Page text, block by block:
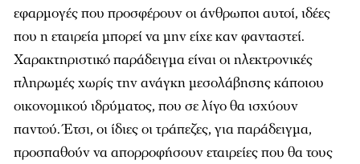
εφαρµογές που προσφέρουν οι άνθρωποι αυτοί, ιδέες
που η εταιρεία µπορεί να µην είχε καν φανταστεί.
Χαρακτηριστικό παράδειγµα είναι οι ηλεκτρονικές
πληρωµές χωρίς την ανάγκη µεσολάβησης κάποιου
οικονοµικού ιδρύµατος, που σε λίγο θα ισχύουν
παντού. Έτσι, οι ίδιες οι τράπεζες, για παράδειγµα,
προσπαθούν να απορροφήσουν εταιρείες που θα τους